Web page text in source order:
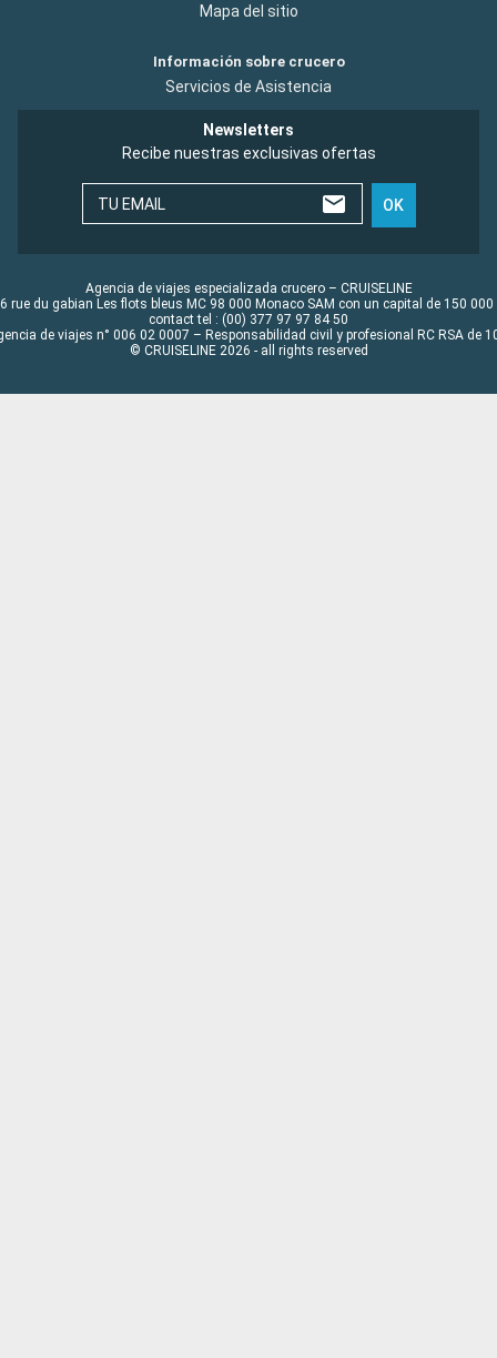
Mapa del sitio
Información sobre crucero
Servicios de Asistencia
Newsletters
Recibe nuestras exclusivas ofertas
TU EMAIL OK
Agencia de viajes especializada crucero – CRUISELINE
rue du gabian Les flots bleus MC 98 000 Monaco SAM con un capital de 150 000
contact tel : (00) 377 97 97 84 50
de viajes n° 006 02 0007 – Responsabilidad civil y profesional RC RSA de
© CRUISELINE 2026 - all rights reserved